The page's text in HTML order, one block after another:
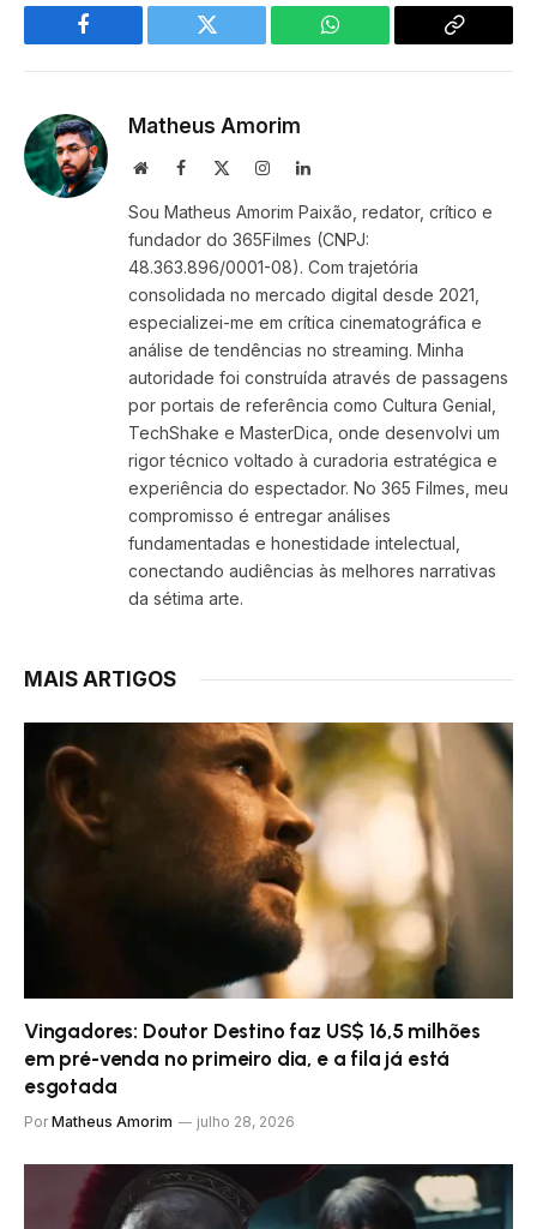
Facebook Twitter WhatsApp
Copy
Matheus Amorim
WebsiteFacebook InstagramLinkedIn
Sou Matheus Amorim Paixão, redator, crítico e
fundador do 365Filmes (CNPJ:
48.363.896/0001-08). Com trajetória
consolidada no mercado digital desde 2021,
especializei-me em crítica cinematográfica e
análise de tendências no streaming. Minha
autoridade foi construída através de passagens
por portais de referência como Cultura Genial,
TechShake e MasterDica, onde desenvolvi um
rigor técnico voltado à curadoria estratégica e
experiência do espectador. No 365 Filmes, meu
compromisso é entregar análises
fundamentadas e honestidade intelectual,
conectando audiências às melhores narrativas
da sétima arte.
MAIS ARTIGOS
Vingadores: Doutor Destino faz US$ 16,5 milhões
em pré-venda no primeiro dia, e a fila já está
esgotada
Por Matheus Amorim julho 28, 2026